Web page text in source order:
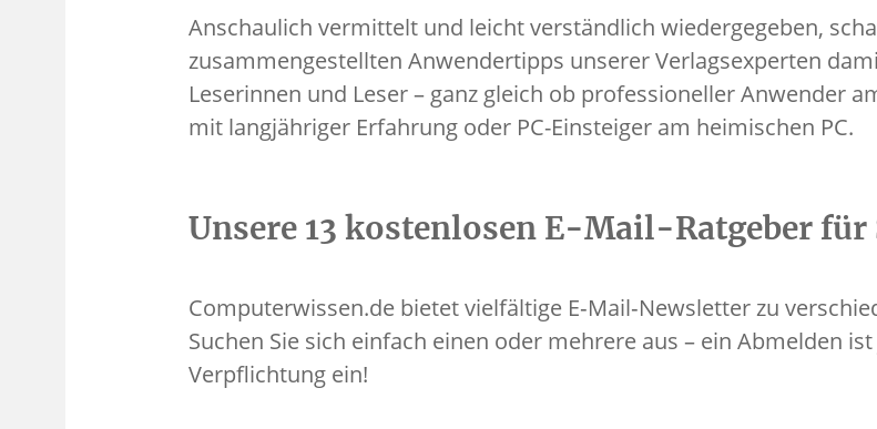
Anschaulich vermittelt und leicht verständlich wiedergegeben,
zusammengestellten Anwendertipps unserer Verlagsexperten
Leserinnen und Leser – ganz gleich ob professioneller Anwender
mit langjähriger Erfahrung oder PC-Einsteiger am heimischen PC.
Unsere 13 kostenlosen E-Mail-Ratgeber für
Computerwissen.de bietet vielfältige E‐Mail‐Newsletter zu
Suchen Sie sich einfach einen oder mehrere aus – ein Abmelden
Verpflichtung ein!